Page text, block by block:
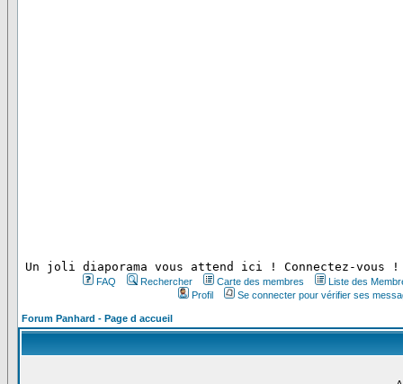
Un joli diaporama vous attend ici ! Connectez-vous !
FAQ Rechercher Carte des membres
Liste des
Profil
Se connecter pour vérifier ses
Forum Panhard - Page d accueil